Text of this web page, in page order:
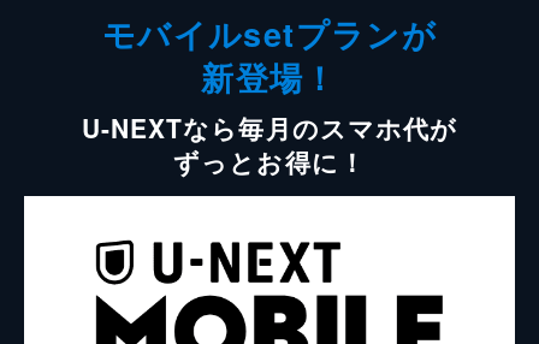
モバイルsetプランが
新登場！
U-NEXTなら毎月のスマホ代が
ずっとお得に！